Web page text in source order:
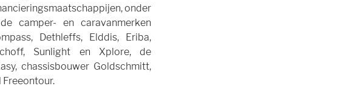
onder
camper- en caravanmerken
Dethleffs, Elddis, Eriba,
Sunlight en Xplore, de
chassisbouwer Goldschmitt,